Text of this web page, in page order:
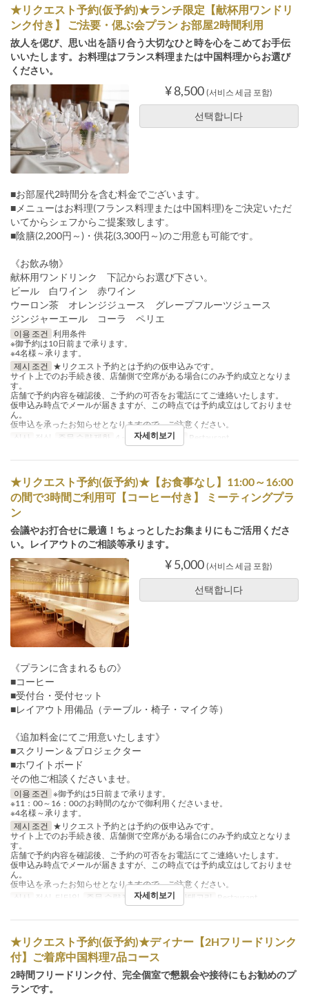
★リクエスト予約(仮予約)★ランチ限定【献杯用ワンドリ
ンク付き】 ご法要・偲ぶ会プラン お部屋2時間利用
故人を偲び、思い出を語り合う大切なひと時を心をこめてお手伝
いいたします。お料理はフランス料理または中国料理からお選び
ください。
¥ 8,500 (서비스 세금 포함)
선택합니다
■お部屋代2時間分を含む料金でございます。
■メニューはお料理(フランス料理または中国料理)をご決定いただ
いてからシェフからご提案致します。
■陰膳(2,200円～)・供花(3,300円～)のご用意も可能です。
《お飲み物》
献杯用ワンドリンク 下記からお選び下さい。
ビール 白ワイン 赤ワイン
ウーロン茶 オレンジジュース グレープフルーツジュース
ジンジャーエール コーラ ペリエ
이용 조건 利用条件
※御予約は10日前まで承ります。
※4名様～承ります。
제시 조건
★リクエスト予約とは予約の仮申込みです。
サイト上でのお手続き後、店舗側で空席がある場合にのみ予約成立となりま
す。
店舗で予約内容を確認後、ご予約の可否をお電話にてご連絡いたします。
仮申込み時点でメールが届きますが、この時点では予約成立はしておりませ
ん。
仮申込を承ったお知らせとなりますので、ご注意ください。
식사
점심 주문 수량 제한 4 ~ 좌석 카테고리 Restaurant
자세히보기
★リクエスト予約(仮予約)★【お食事なし】11:00～16:00
の間で3時間ご利用可【コーヒー付き】 ミーティングプラ
ン
会議やお打合せに最適！ちょっとしたお集まりにもご活用くださ
い。レイアウトのご相談等承ります。
¥ 5,000 (서비스 세금 포함)
선택합니다
《プランに含まれるもの》
■コーヒー
■受付台・受付セット
■レイアウト用備品（テーブル・椅子・マイク等）
《追加料金にてご用意いたします》
■スクリーン＆プロジェクター
■ホワイトボード
その他ご相談くださいませ。
이용 조건 ※御予約は5日前まで承ります。
※11：00～16：00のお時間のなかで御利用くださいませ。
※4名様～承ります。
제시 조건
★リクエスト予約とは予約の仮申込みです。
サイト上でのお手続き後、店舗側で空席がある場合にのみ予約成立となりま
す。
店舗で予約内容を確認後、ご予約の可否をお電話にてご連絡いたします。
仮申込み時点でメールが届きますが、この時点では予約成立はしておりませ
ん。
仮申込を承ったお知らせとなりますので、ご注意ください。
식사
점심, 티타임 주문 수량 제한 4 ~ 좌석 카테고리 Restaurant
자세히보기
★リクエスト予約(仮予約)★ディナー【2Hフリードリンク
付】ご着席中国料理7品コース
2時間フリードリンク付、完全個室で懇親会や接待にもお勧めのプ
ランです。